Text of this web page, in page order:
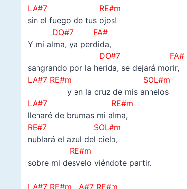
LA#7 RE#m
sin el fuego de tus ojos!
DO#7 FA#
Y mi alma, ya perdida,
DO#7 FA#
sangrando por la herida, se dejará morir,
LA#7 RE#m SOL#m
y en la cruz de mis anhelos
LA#7 RE#m
llenaré de brumas mi alma,
RE#7 SOL#m
nublará el azul del cielo,
RE#m
sobre mi desvelo viéndote partir.
LA#7 RE#m LA#7 RE#m